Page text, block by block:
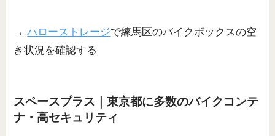
→ハローストレージで練馬区のバイクボックスの空
き状況を確認する
スペースプラス｜東京都に多数のバイクコンテ
ナ・高セキュリティ